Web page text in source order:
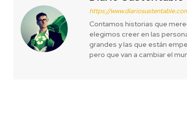
https://
Contamos historias que
elegimos creer en las
grandes y las que están
pero que van a cambiar el